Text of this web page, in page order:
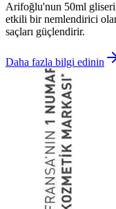
Arifoğlu'nun 50ml
etkili bir nemlendirici
saçları güçlendirir.
Daha fazla bilgi edinin